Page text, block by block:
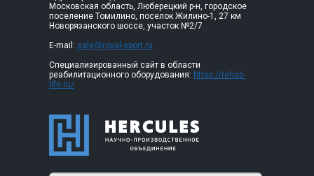
Московская область, Люберецкий р-н, городское
поселение Томилино, поселок Жилино-1, 27 км
Новорязанского шоссе, участок №2/7
E-mail: sale@royal-sport.ru
Специализированный сайт в области
реабилитационного оборудования: https://rehab-
life.ru/